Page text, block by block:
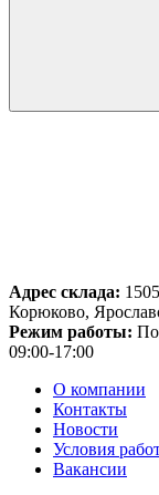
Адрес склада:
Корюково,
Режим работы:
09:00-17:00
О компании
Контакты
Новости
Условия
Вакансии